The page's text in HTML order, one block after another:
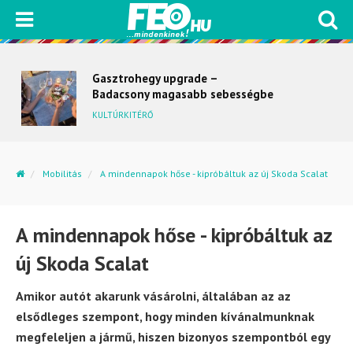
Gasztrohegy upgrade –
Badacsony magasabb sebességbe
kapcsol
KULTÚRKITÉRŐ
Mobilitás A mindennapok hőse - kipróbáltuk az új Skoda Scalat
A mindennapok hőse - kipróbáltuk az
új Skoda Scalat
Amikor autót akarunk vásárolni, általában az az
elsődleges szempont, hogy minden kívánalmunknak
megfeleljen a jármű, hiszen bizonyos szempontból egy